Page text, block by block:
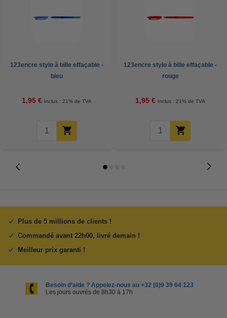
123encre stylo à bille effaçable -
bleu
1,95 € Inclus : 21% de TVA
123encre stylo à bille effaçable -
rouge
1,95 € Inclus : 21% de TVA
Plus de 5 millions de clients !
Commandé avant 22h00, livré demain !
Meilleur prix garanti !
Besoin d’aide ? Appelez-nous au +32 (0)9 39 64 123
Les jours ouvrés de 8h30 à 17h